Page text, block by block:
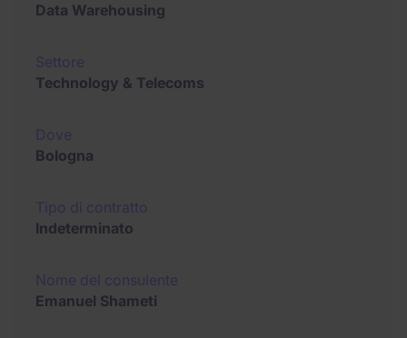
Data Warehousing
Technology & Telecoms
Bologna
Indeterminato
Emanuel Shameti